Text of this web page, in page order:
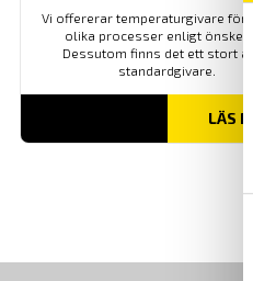
Vi offererar temperaturgivare för
olika processer enligt
Dessutom finns det ett stort
standardgivare.
LÄS